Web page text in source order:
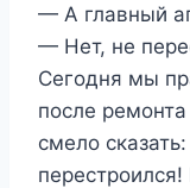
— А главный
— Нет, не
Сегодня мы
после
смело